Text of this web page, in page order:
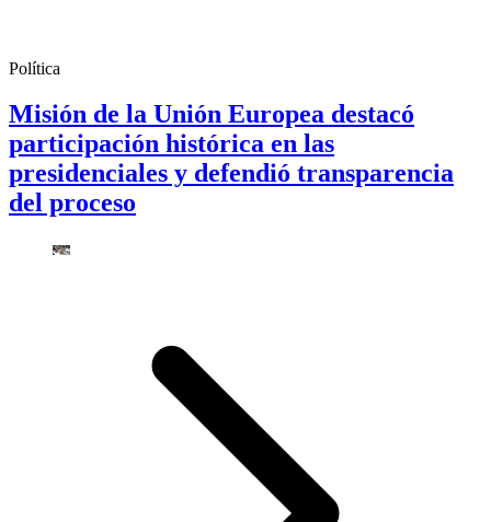
Política
Misión de la Unión Europea destacó
participación histórica en las
presidenciales y defendió transparencia
del proceso